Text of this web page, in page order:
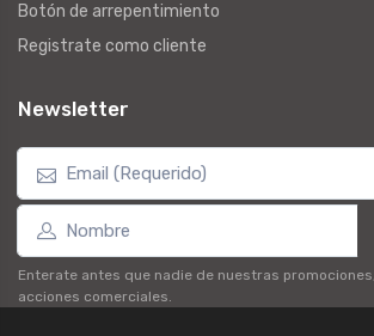
Botón de arrepentimiento
Registrate como cliente
Newsletter
Enterate antes que nadie de nuestras
acciones comerciales.